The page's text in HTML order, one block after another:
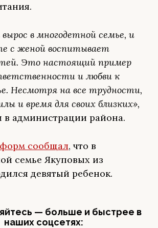
в многодетной семье, и
с женой воспитывает
Это настоящий пример
и любви к
Несмотря на все трудности,
и время для своих близких»,
в администрации района.
сообщал, что в
семье Якуповых из
девятый ребенок.
— больше и быстрее в
наших соцсетях: